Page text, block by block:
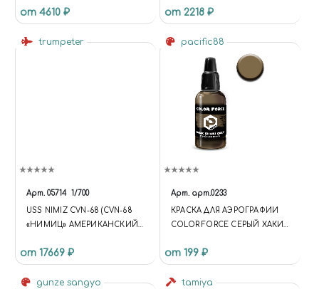
от 4610 ₽ от 2218 ₽
trumpeter
Арт. 05714 1/700
USS NIMIZ CVN-68 (CVN-68
«НИМИЦ» АМЕРИКАНСКИЙ
от 17669 ₽
pacific88
Арт. арт.0233
КРАСКА ДЛЯ АЭРОГРАФИИ
COLOR FORCE СЕРЫЙ ХАКИ
от 199 ₽
gunze sangyo tamiya